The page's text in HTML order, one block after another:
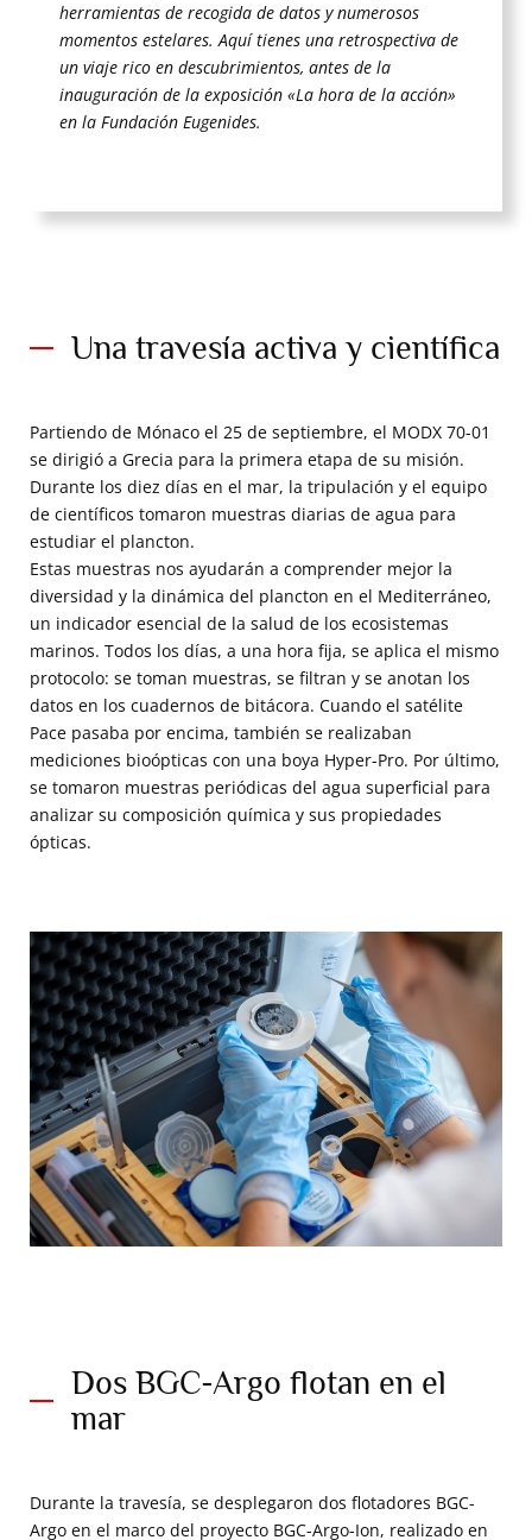
herramientas de recogida de datos y numerosos
momentos estelares. Aquí tienes una retrospectiva de
un viaje rico en descubrimientos, antes de la
inauguración de la exposición «La hora de la acción»
en la Fundación Eugenides.
Una travesía activa y científica
Partiendo de Mónaco el 25 de septiembre, el MODX 70-01
se dirigió a Grecia para la primera etapa de su misión.
Durante los diez días en el mar, la tripulación y el equipo
de científicos tomaron muestras diarias de agua para
estudiar el plancton.
Estas muestras nos ayudarán a comprender mejor la
diversidad y la dinámica del plancton en el Mediterráneo,
un indicador esencial de la salud de los ecosistemas
marinos. Todos los días, a una hora fija, se aplica el mismo
protocolo: se toman muestras, se filtran y se anotan los
datos en los cuadernos de bitácora. Cuando el satélite
Pace pasaba por encima, también se realizaban
mediciones bioópticas con una boya Hyper-Pro. Por último,
se tomaron muestras periódicas del agua superficial para
analizar su composición química y sus propiedades
ópticas.
Dos BGC-Argo flotan en el
mar
Durante la travesía, se desplegaron dos flotadores BGC-
Argo en el marco del proyecto BGC-Argo-Ion, realizado en